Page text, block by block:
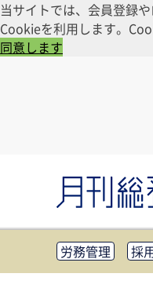
当サイトでは、会員登録
Cookieを利用します。
同意します
労務管理 採
知財管理
リ